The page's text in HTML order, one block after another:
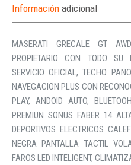
Información adicional
MASERATI GRECALE GT
PROPIETARIO CON TODO SU
SERVICIO OFICIAL, TECHO
NAVEGACION PLUS CON
PLAY, ANDOID AUTO,
PREMIUN SONUS FABER 14
DEPORTIVOS ELECTRICOS
NEGRA PANTALLA TACTIL
FAROS LED INTELIGENT,